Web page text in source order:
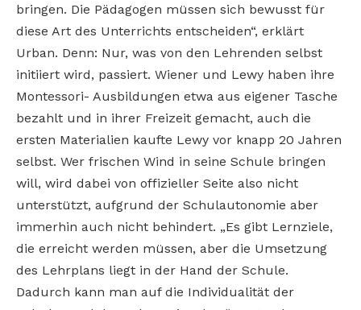
bringen. Die Pädagogen müssen sich bewusst für
diese Art des Unterrichts entscheiden“, erklärt
Urban. Denn: Nur, was von den Lehrenden selbst
initiiert wird, passiert. Wiener und Lewy haben ihre
Montessori- Ausbildungen etwa aus eigener Tasche
bezahlt und in ihrer Freizeit gemacht, auch die
ersten Materialien kaufte Lewy vor knapp 20 Jahren
selbst. Wer frischen Wind in seine Schule bringen
will, wird dabei von offizieller Seite also nicht
unterstützt, aufgrund der Schulautonomie aber
immerhin auch nicht behindert. „Es gibt Lernziele,
die erreicht werden müssen, aber die Umsetzung
des Lehrplans liegt in der Hand der Schule.
Dadurch kann man auf die Individualität der